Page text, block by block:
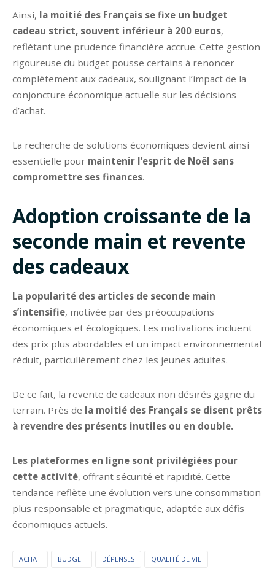
Ainsi, la moitié des Français se fixe un budget
cadeau strict, souvent inférieur à 200 euros,
reflétant une prudence financière accrue. Cette gestion
rigoureuse du budget pousse certains à renoncer
complètement aux cadeaux, soulignant l’impact de la
conjoncture économique actuelle sur les décisions
d’achat.
La recherche de solutions économiques devient ainsi
essentielle pour maintenir l’esprit de Noël sans
compromettre ses finances.
Adoption croissante de la
seconde main et revente
des cadeaux
La popularité des articles de seconde main
s’intensifie, motivée par des préoccupations
économiques et écologiques. Les motivations incluent
des prix plus abordables et un impact environnemental
réduit, particulièrement chez les jeunes adultes.
De ce fait, la revente de cadeaux non désirés gagne du
terrain. Près de la moitié des Français se disent prêts
à revendre des présents inutiles ou en double.
Les plateformes en ligne sont privilégiées pour
cette activité, offrant sécurité et rapidité. Cette
tendance reflète une évolution vers une consommation
plus responsable et pragmatique, adaptée aux défis
économiques actuels.
ACHAT BUDGET DÉPENSES QUALITÉ DE VIE